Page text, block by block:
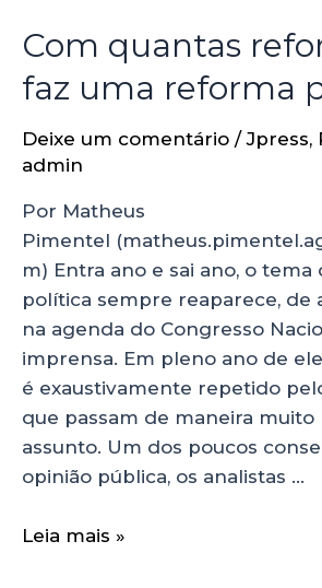
Com quantas
faz uma reforma
Deixe um comentário /Jpress,
admin
Por Matheus
Pimentel
m) Entra ano e sai ano, o tema
política sempre reaparece, de
na agenda do Congresso
imprensa. Em pleno ano de
é exaustivamente repetido
que passam de maneira muito
assunto. Um dos poucos
opinião pública, os analistas …
Leia mais »